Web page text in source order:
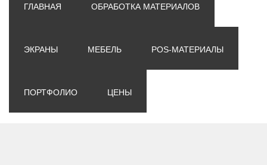
ГЛАВНАЯ ОБРАБОТКА МАТЕРИАЛОВ
ЭКРАНЫ МЕБЕЛЬ POS-МАТЕРИАЛЫ
ПОРТФОЛИО ЦЕНЫ